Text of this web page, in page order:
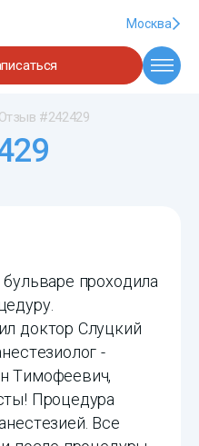
Москва
Отзыв #242429
проходила
доктор Слуцкий
-
Тимофеевич,
Процедура
Все